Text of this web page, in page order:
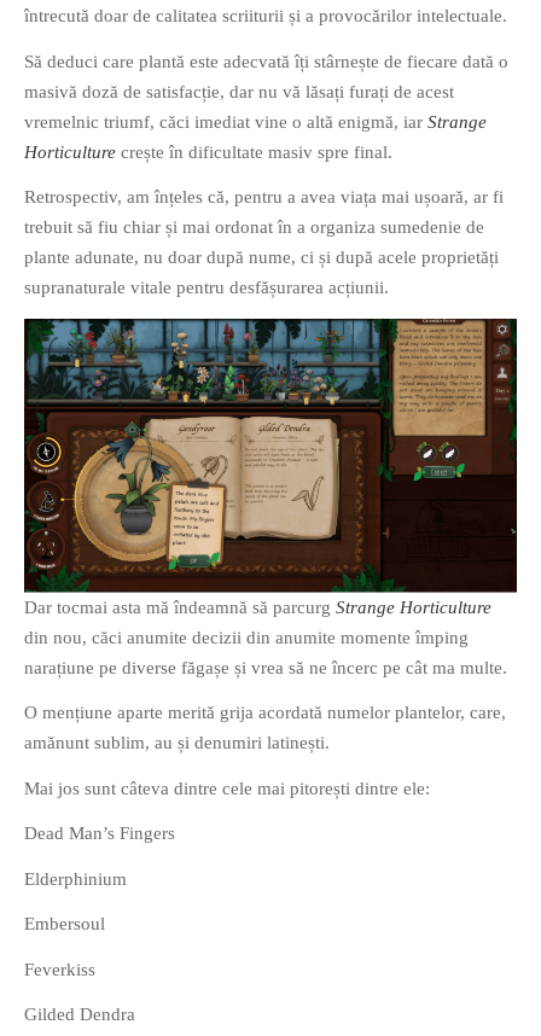
Filme-Carti.ro
întrecută doar de calitatea scriiturii și a provocărilor intelectuale.
Să deduci care plantă este adecvată îți stârnește de fiecare dată o
masivă doză de satisfacție, dar nu vă lăsați furați de acest
vremelnic triumf, căci imediat vine o altă enigmă, iar Strange
Horticulture crește în dificultate masiv spre final.
Retrospectiv, am înțeles că, pentru a avea viața mai ușoară, ar fi
trebuit să fiu chiar și mai ordonat în a organiza sumedenie de
plante adunate, nu doar după nume, ci și după acele proprietăți
supranaturale vitale pentru desfășurarea acțiunii.
Dar tocmai asta mă îndeamnă să parcurg Strange Horticulture
din nou, căci anumite decizii din anumite momente împing
narațiune pe diverse făgașe și vrea să ne încerc pe cât ma multe.
O mențiune aparte merită grija acordată numelor plantelor, care,
amănunt sublim, au și denumiri latinești.
Mai jos sunt câteva dintre cele mai pitorești dintre ele:
Dead Man’s Fingers
Elderphinium
Embersoul
Feverkiss
Gilded Dendra